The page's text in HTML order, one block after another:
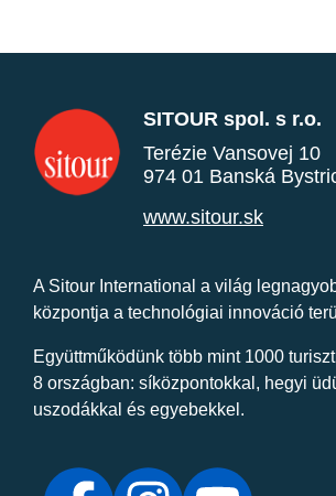
SITOUR spol. s r.o.
Terézie Vansovej 10
974 01 Banská
www.sitour.sk
A Sitour International a világ
központja a technológiai innováció
Együttműködünk több mint 1000
8 országban: síközpontokkal, hegyi
uszodákkal és egyebekkel.